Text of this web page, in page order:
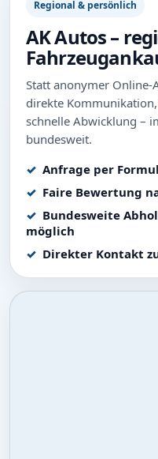
Regional & persönlich
AK Autos –
Statt anonymer
direkte
schnelle Abwicklung –
bundesweit.
Anfrage per
Faire Bewertung
Bundesweite
möglich
Direkter Kontakt